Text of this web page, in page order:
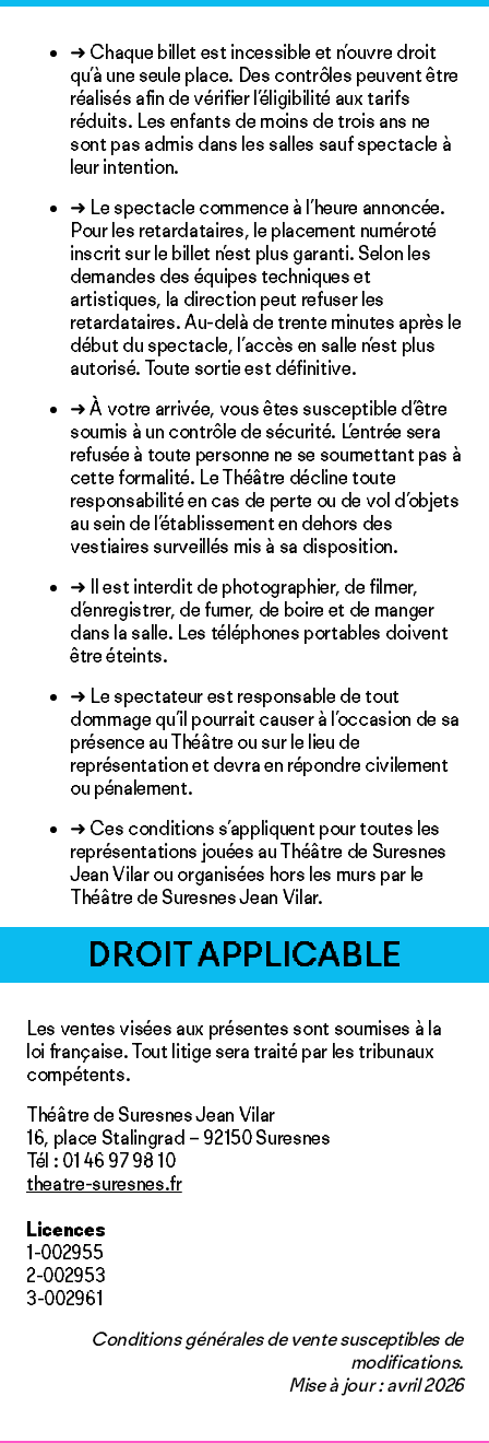
➜ Chaque billet est incessible et n’ouvre droit
qu’à une seule place. Des contrôles peuvent être
réalisés afin de vérifier l’éligibilité aux tarifs
réduits. Les enfants de moins de trois ans ne
sont pas admis dans les salles sauf spectacle à
leur intention.
➜ Le spectacle commence à l’heure annoncée.
Pour les retardataires, le placement numéroté
inscrit sur le billet n’est plus garanti. Selon les
demandes des équipes techniques et
artistiques, la direction peut refuser les
retardataires. Au-delà de trente minutes après le
début du spectacle, l’accès en salle n’est plus
autorisé. Toute sortie est définitive.
➜ À votre arrivée, vous êtes susceptible d’être
soumis à un contrôle de sécurité. L’entrée sera
refusée à toute personne ne se soumettant pas à
cette formalité. Le Théâtre décline toute
responsabilité en cas de perte ou de vol d’objets
au sein de l’établissement en dehors des
vestiaires surveillés mis à sa disposition.
➜ Il est interdit de photographier, de filmer,
d’enregistrer, de fumer, de boire et de manger
dans la salle. Les téléphones portables doivent
être éteints.
➜ Le spectateur est responsable de tout
dommage qu’il pourrait causer à l’occasion de sa
présence au Théâtre ou sur le lieu de
représentation et devra en répondre civilement
ou pénalement.
➜ Ces conditions s’appliquent pour toutes les
représentations jouées au Théâtre de Suresnes
Jean Vilar ou organisées hors les murs par le
Théâtre de Suresnes Jean Vilar.
DROIT APPLICABLE
Les ventes visées aux présentes sont soumises à la
loi française. Tout litige sera traité par les tribunaux
compétents.
Théâtre de Suresnes Jean Vilar
16, place Stalingrad – 92150 Suresnes
Tél : 01 46 97 98 10
theatre-suresnes.fr
Licences
1-002955
2-002953
3-002961
Conditions générales de vente susceptibles de
modifications.
Mise à jour : avril 2026